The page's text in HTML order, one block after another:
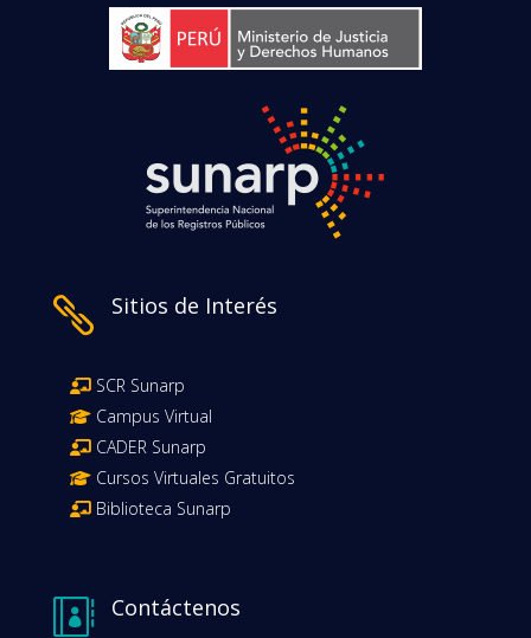
 Sitios de Interés
SCR Sunarp
Campus Virtual
CADER Sunarp
Cursos Virtuales Gratuitos
Biblioteca Sunarp
 Contáctenos